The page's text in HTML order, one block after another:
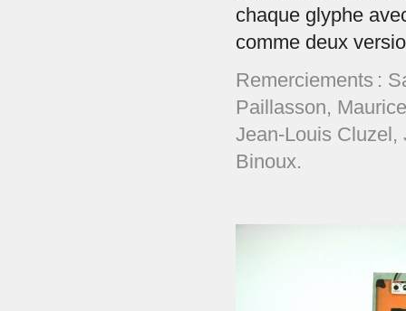
chaque glyphe
comme deux
Remerciements :
Paillasson,
Jean-Louis Cluzel,
Binoux.